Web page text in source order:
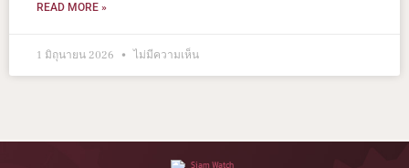
READ MORE »
1 มิถุนายน 2026 ไม่มีความเห็น